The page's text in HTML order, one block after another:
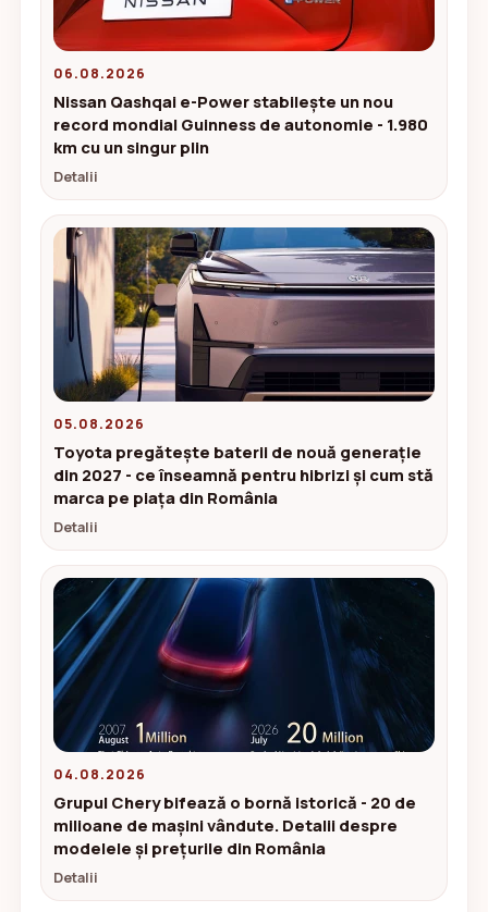
06.08.2026
Nissan Qashqai e-Power stabilește un nou
record mondial Guinness de autonomie - 1.980
km cu un singur plin
Detalii
05.08.2026
Toyota pregătește baterii de nouă generație
din 2027 - ce înseamnă pentru hibrizi și cum stă
marca pe piața din România
Detalii
04.08.2026
Grupul Chery bifează o bornă istorică - 20 de
milioane de mașini vândute. Detalii despre
modelele și prețurile din România
Detalii